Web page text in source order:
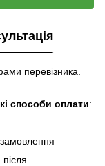
перевізника.
способи оплати: